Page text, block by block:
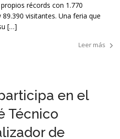
récords con 1.770
visitantes. Una feria que
[…]
Leer más
en el
Técnico
de